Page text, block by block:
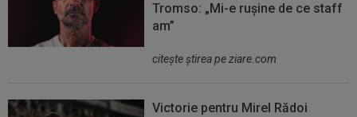
Tromso: „Mi-e rușine de ce staff
am”
citeşte ştirea pe ziare.com
Victorie pentru Mirel Rădoi